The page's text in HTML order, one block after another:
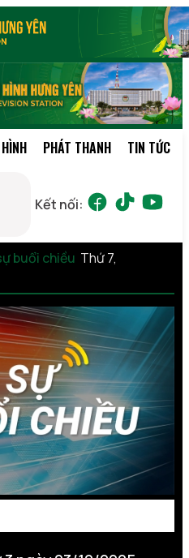
PHÁT THANH TIN TỨC
Kết nối:
buổi chiều Thứ 7,